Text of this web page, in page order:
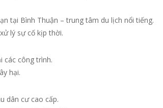
tại Bình Thuận – trung tâm du lịch nổi tiếng.
lý sự cố kịp thời.
các công trình.
hại.
dân cư cao cấp.